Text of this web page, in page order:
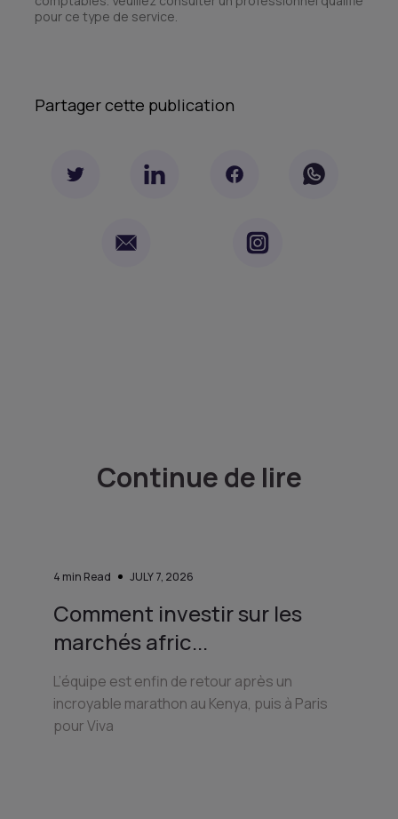
pour ce type de service.
Partager cette publication
Continue de lire
4 min Read JULY 7, 2026
Comment investir sur les
marchés afric...
L’équipe est enfin de retour après un
incroyable marathon au Kenya, puis à Paris
pour Viva